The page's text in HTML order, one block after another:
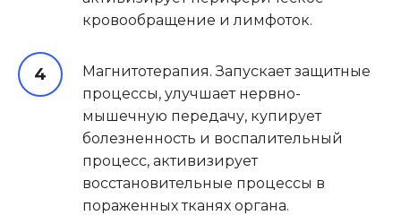
кровообращение и лимфоток.
Магнитотерапия. Запускает защитные
процессы, улучшает нервно-
мышечную передачу, купирует
болезненность и воспалительный
процесс, активизирует
восстановительные процессы в
пораженных тканях органа.